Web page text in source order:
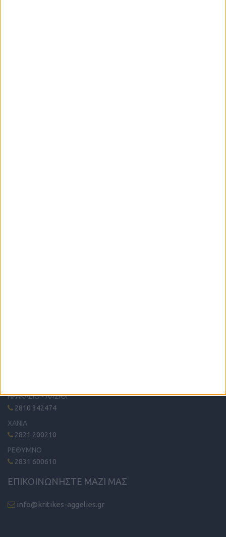
ΗΡΑΚΛΕΙΟ - ΛΑΣΙΘΙ
2810 342474
ΧΑΝΙΑ
2821 200210
ΡΕΘΥΜΝΟ
2831 600610
ΕΠΙΚΟΙΝΩΝΗΣΤΕ ΜΑΖΙ ΜΑΣ
info@kritikes-aggelies.gr